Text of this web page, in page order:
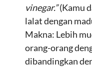
vinegar.”(Kamu
lalat dengan
Makna: Lebih
orang-orang
dibandingkan